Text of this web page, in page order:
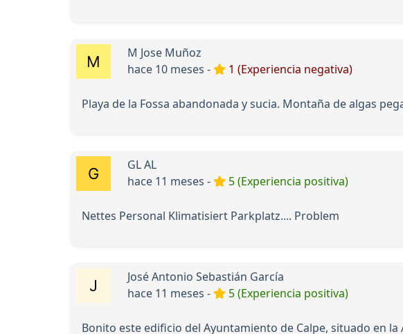
M Jose Muñoz
hace 10 meses -
1 (Experiencia negativa)
Playa de la Fossa abandonada y sucia. Montaña de algas
GL AL
hace 11 meses -
5 (Experiencia positiva)
Nettes Personal Klimatisiert Parkplatz.... Problem
José Antonio Sebastián García
hace 11 meses -
5 (Experiencia positiva)
Bonito este edificio del Ayuntamiento de Calpe, situado en